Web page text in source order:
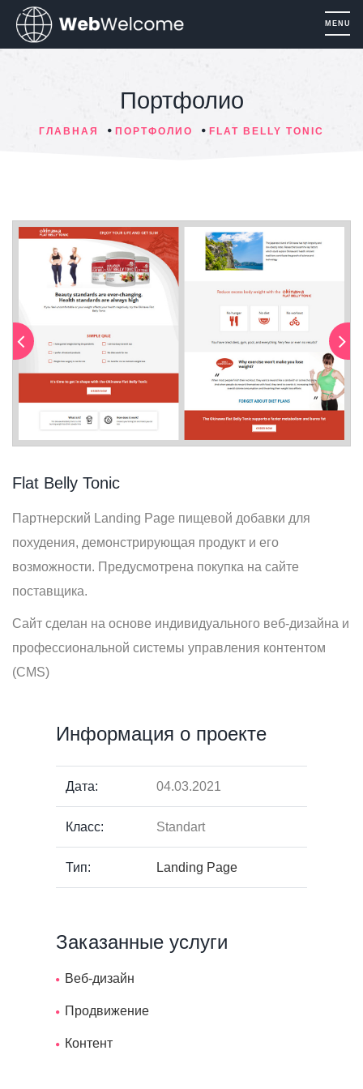
Портфолио
ГЛАВНАЯ ПОРТФОЛИО FLAT BELLY TONIC
Flat Belly Tonic
Партнерский Landing Page пищевой добавки для
похудения, демонстрирующая продукт и его
возможности. Предусмотрена покупка на сайте
поставщика.
Сайт сделан на основе индивидуального веб-дизайна и
профессиональной системы управления контентом
(CMS)
Информация о проекте
Дата: 04.03.2021
Класс: Standart
Тип: Landing Page
Заказанные услуги
Веб-дизайн
Продвижение
Контент